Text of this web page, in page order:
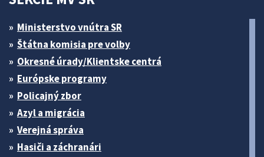
Ministerstvo vnútra SR
Štátna komisia pre volby
Okresné úrady/Klientske centrá
Európske programy
Policajný zbor
Azyl a migrácia
Verejná správa
Hasiči a záchranári